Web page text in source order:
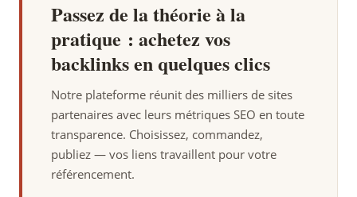
Passez de la théorie à la
pratique : achetez vos
backlinks en quelques clics
Notre plateforme réunit des milliers de sites
partenaires avec leurs métriques SEO en toute
transparence. Choisissez, commandez,
publiez — vos liens travaillent pour votre
référencement.